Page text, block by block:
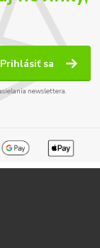
Prihlásiť sa
newslettera.